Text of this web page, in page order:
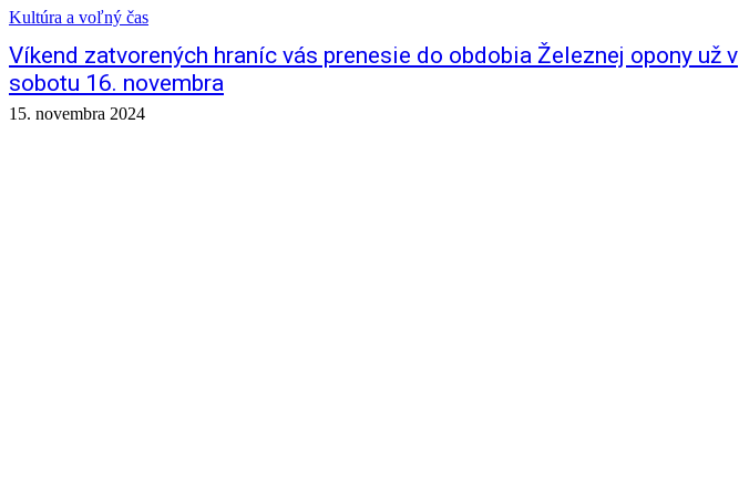
Kultúra a voľný čas
Víkend zatvorených hraníc vás prenesie do obdobia Železnej opony už v
sobotu 16. novembra
15. novembra 2024